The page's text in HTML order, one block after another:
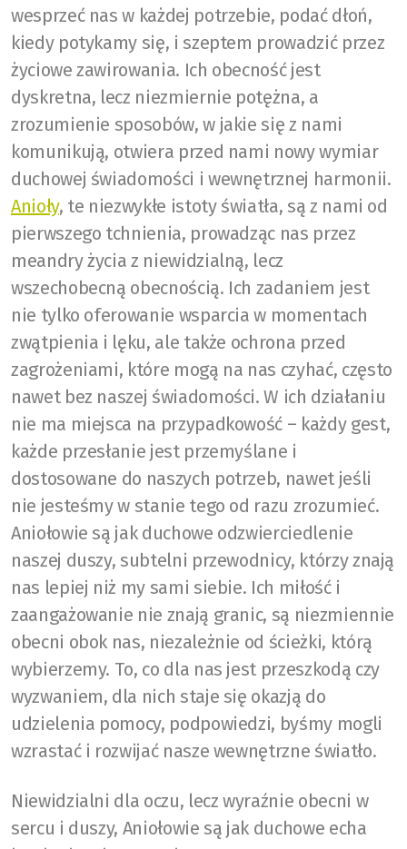
wesprzeć nas w każdej potrzebie, podać dłoń,
kiedy potykamy się, i szeptem prowadzić przez
życiowe zawirowania. Ich obecność jest
dyskretna, lecz niezmiernie potężna, a
zrozumienie sposobów, w jakie się z nami
komunikują, otwiera przed nami nowy wymiar
duchowej świadomości i wewnętrznej harmonii.
Anioły, te niezwykłe istoty światła, są z nami od
pierwszego tchnienia, prowadząc nas przez
meandry życia z niewidzialną, lecz
wszechobecną obecnością. Ich zadaniem jest
nie tylko oferowanie wsparcia w momentach
zwątpienia i lęku, ale także ochrona przed
zagrożeniami, które mogą na nas czyhać, często
nawet bez naszej świadomości. W ich działaniu
nie ma miejsca na przypadkowość – każdy gest,
każde przesłanie jest przemyślane i
dostosowane do naszych potrzeb, nawet jeśli
nie jesteśmy w stanie tego od razu zrozumieć.
Aniołowie są jak duchowe odzwierciedlenie
naszej duszy, subtelni przewodnicy, którzy znają
nas lepiej niż my sami siebie. Ich miłość i
zaangażowanie nie znają granic, są niezmiennie
obecni obok nas, niezależnie od ścieżki, którą
wybierzemy. To, co dla nas jest przeszkodą czy
wyzwaniem, dla nich staje się okazją do
udzielenia pomocy, podpowiedzi, byśmy mogli
wzrastać i rozwijać nasze wewnętrzne światło.
Niewidzialni dla oczu, lecz wyraźnie obecni w
sercu i duszy, Aniołowie są jak duchowe echa